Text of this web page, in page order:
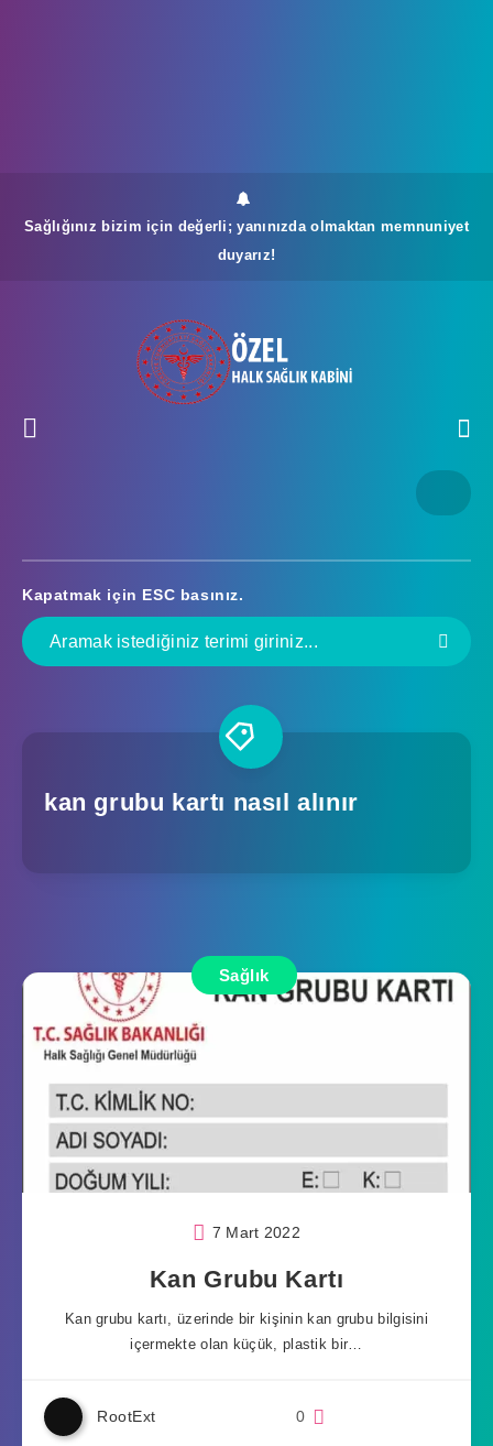
Sağlığınız bizim için değerli; yanınızda olmaktan memnuniyet
duyarız!
Kapatmak için ESC basınız.
kan grubu kartı nasıl alınır
Sağlık
7 Mart 2022
Kan Grubu Kartı
Kan grubu kartı, üzerinde bir kişinin kan grubu bilgisini
içermekte olan küçük, plastik bir…
RootExt 0